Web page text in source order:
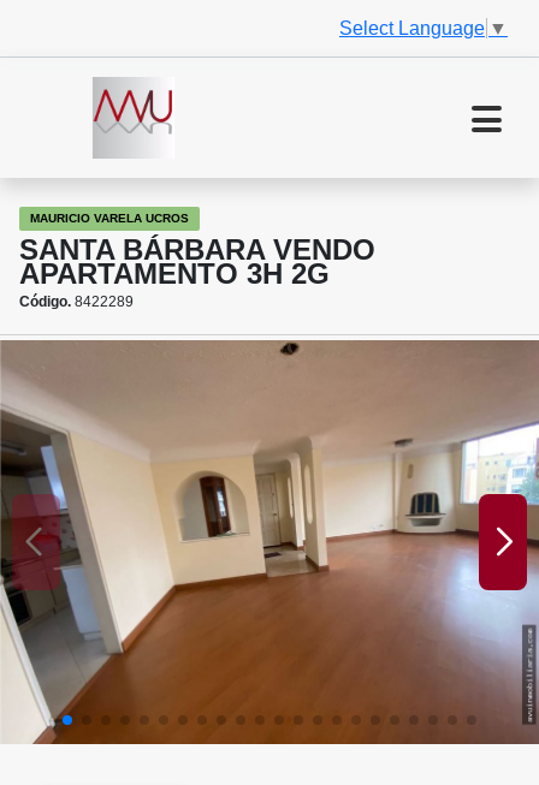
Select Language ▼
MAURICIO VARELA UCROS
SANTA BÁRBARA VENDO
APARTAMENTO 3H 2G
Código. 8422289